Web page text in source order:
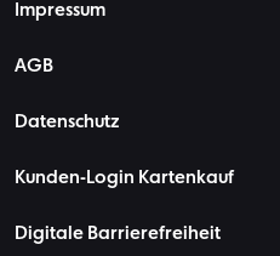
Impressum
AGB
Datenschutz
Kunden-Login Kartenkauf
Digitale Barrierefreiheit